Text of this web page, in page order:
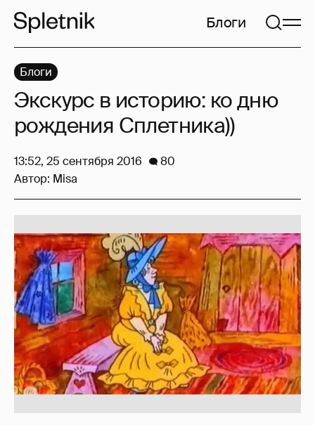
Блоги
Блоги
Экскурс в историю: ко дню
рождения Сплетника))
13:52, 25 сентября 2016
80
Автор: Misa